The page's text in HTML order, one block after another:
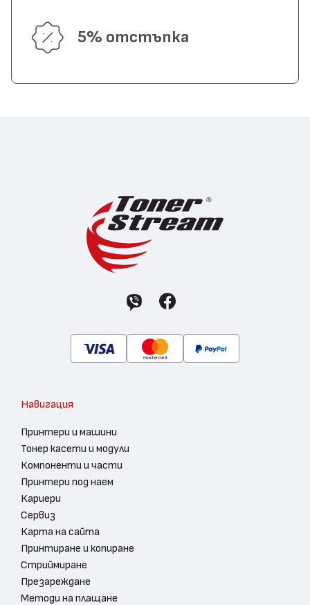
5% отстъпка
Навигация
Принтери и машини
Тонер касети и модули
Компоненти и части
Принтери под наем
Кариери
Сервиз
Карта на сайта
Принтиране и копиране
Стриймиране
Презареждане
Методи на плащане